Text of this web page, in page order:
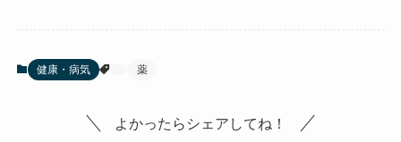
健康・病気 薬
よかったらシェアしてね！